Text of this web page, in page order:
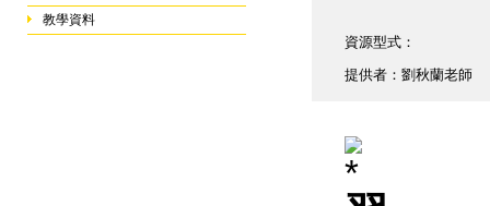
教學資料
資源型式：
提供者：劉秋蘭老師